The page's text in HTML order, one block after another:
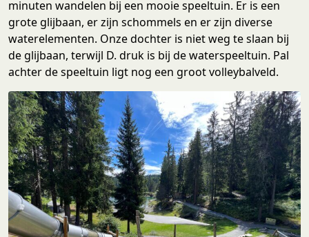
minuten wandelen bij een mooie speeltuin. Er is een
grote glijbaan, er zijn schommels en er zijn diverse
waterelementen. Onze dochter is niet weg te slaan bij
de glijbaan, terwijl D. druk is bij de waterspeeltuin. Pal
achter de speeltuin ligt nog een groot volleybalveld.